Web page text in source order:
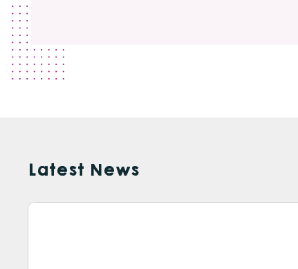
Latest News